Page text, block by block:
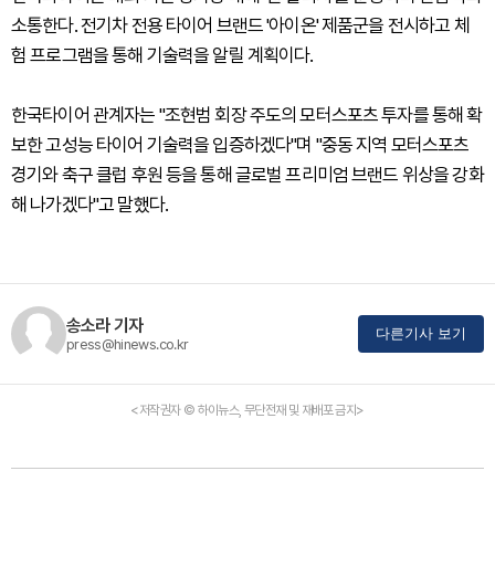
소통한다. 전기차 전용 타이어 브랜드 '아이온' 제품군을 전시하고 체
험 프로그램을 통해 기술력을 알릴 계획이다.
한국타이어 관계자는 "조현범 회장 주도의 모터스포츠 투자를 통해 확
보한 고성능 타이어 기술력을 입증하겠다"며 "중동 지역 모터스포츠
경기와 축구 클럽 후원 등을 통해 글로벌 프리미엄 브랜드 위상을 강화
해 나가겠다"고 말했다.
송소라 기자
press@hinews.co.kr
다른기사 보기
<저작권자 © 하이뉴스, 무단전재 및 재배포 금지>